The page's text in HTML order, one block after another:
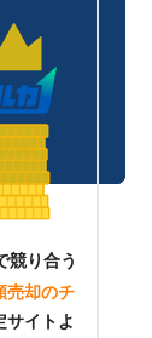
競り合う
売却のチ
サイトよ